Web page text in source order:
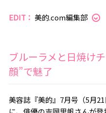
EDIT： 美的.com編集部
ブルーラメと日焼け
顔”で魅了
美容誌『美的』7月号（5月